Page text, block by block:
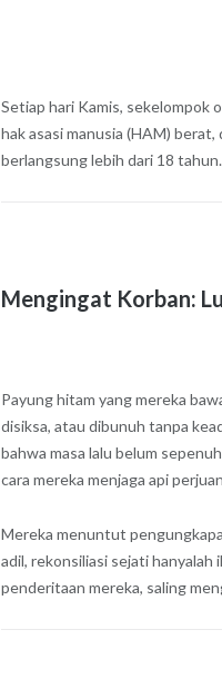
Setiap hari Kamis, sekelompok
hak asasi manusia (HAM)
berlangsung lebih dari 18
Mengingat Korban:
Payung hitam yang mereka
disiksa, atau dibunuh tanpa
bahwa masa lalu belum
cara mereka menjaga api
Mereka menuntut
adil, rekonsiliasi sejati hanyalah
penderitaan mereka, saling